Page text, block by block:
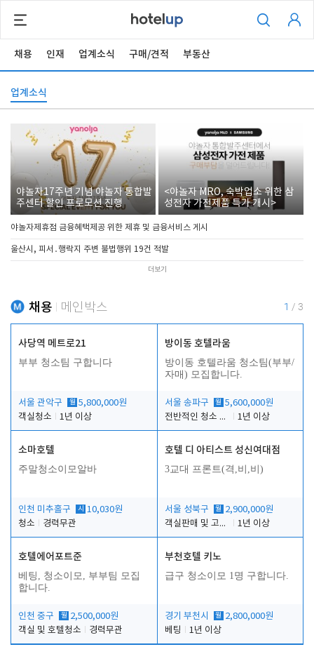
채용 인재 업계소식 구매/견적 부동산
업계소식
야놀자17주년 기념 야놀자 통합발
주센터 할인 프로모션 진행
<야놀자 MRO, 숙박업소 위한 삼
성전자 가전제품 특가 개시>
야놀자제휴점 금융혜택제공 위한 제휴 및 금융서비스 게시
울산시, 피서․행락지 주변 불법행위 19건 적발
더보기
채용 메인박스 1 / 3
사당역 메트로21
부부 청소팀 구합니다
서울 관악구 월 5,800,000원
객실청소
1년 이상
방이동 호텔라움
방이동 호텔라움 청소팀(부부/
자매) 모집합니다.
서울 송파구 월 5,600,000원
전반적인 청소 업무(객실청소.객실정리)
1년 이상
소마호텔
주말청소이모알바
인천 미추홀구 시 10,030원
청소
경력무관
호텔 디 아티스트 성신여대점
3교대 프론트(격,비,비)
서울 성북구 월 2,900,000원
객실판매 및 고객응대
1년 이상
호텔에어포트준
베팅, 청소이모, 부부팀 모집
합니다.
인천 중구 월 2,500,000원
객실 및 호텔청소
경력무관
부천호텔 키노
급구 청소이모 1명 구합니다.
경기 부천시 월 2,800,000원
베팅
1년 이상